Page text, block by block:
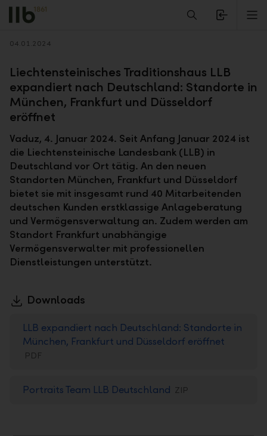
Alerts.Headline
Zurück
04.01.2024
Liechtensteinisches Traditionshaus LLB
expandiert nach Deutschland: Standorte in
München, Frankfurt und Düsseldorf
eröffnet
Vaduz, 4. Januar 2024. Seit Anfang Januar 2024 ist
die Liechtensteinische Landesbank (LLB) in
Deutschland vor Ort tätig. An den neuen
Standorten München, Frankfurt und Düsseldorf
bietet sie mit insgesamt rund 40 Mitarbeitenden
deutschen Kunden erstklassige Anlageberatung
und Vermögensverwaltung an. Zudem werden am
Standort Frankfurt unabhängige
Vermögensverwalter mit professionellen
Dienstleistungen unterstützt.
Downloads
LLB expandiert nach Deutschland: Standorte in
München, Frankfurt und Düsseldorf eröffnet
PDF
Portraits Team LLB Deutschland ZIP